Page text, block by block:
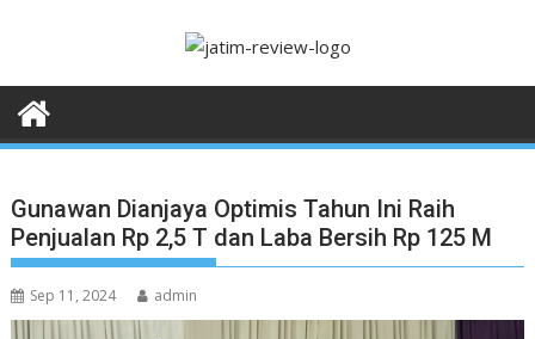
Gunawan Dianjaya Optimis Tahun Ini Raih
Penjualan Rp 2,5 T dan Laba Bersih Rp 125 M
Sep 11, 2024 admin